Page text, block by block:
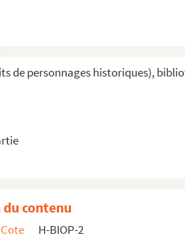
de personnages historiques),
contenu
Cote
H-BIOP-2